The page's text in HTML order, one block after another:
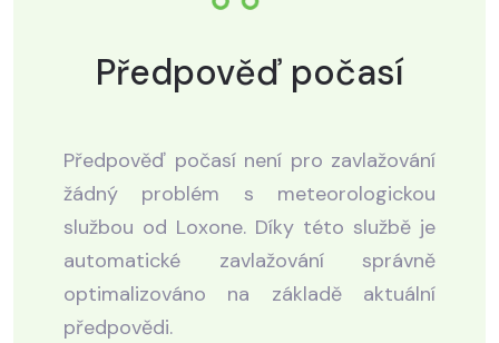
Předpověď počasí
Předpověď počasí není pro zavlažování
žádný problém s meteorologickou
službou od Loxone. Díky této službě je
automatické zavlažování správně
optimalizováno na základě aktuální
předpovědi.